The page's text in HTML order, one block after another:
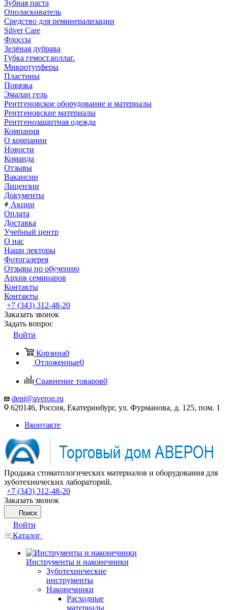
Зубная паста
Ополаскиватель
Средство для реминерализации
Silver Care
Флоссы
Зелёная дубрава
Губка гемост.коллаг.
Микротупферы
Пластины
Повязка
Эмалан гель
Рентгеновское оборудование и материалы
Рентгеновские материалы
Рентгенозащитная одежда
Компания
О компании
Новости
Команда
Отзывы
Вакансии
Лицензии
Документы
Акции
Оплата
Доставка
Учебный центр
О нас
Наши лекторы
Фотогалерея
Отзывы по обучению
Архив семинаров
Контакты
Контакты
+7 (343) 312-48-20
Заказать звонок
Задать вопрос
Войти
Корзина0
Отложенные0
Сравнение товаров0
dent@averon.ru
620146, Россия, Екатеринбург, ул. Фурманова, д. 125, пом. 1
Вконтакте
Продажа стоматологических материалов и оборудования для
зуботехнических лабораторий.
+7 (343) 312-48-20
Заказать звонок
Поиск
Войти
Каталог
Инструменты и наконечники
Зуботехнические
инструменты
Наконечники
Расходные
материалы